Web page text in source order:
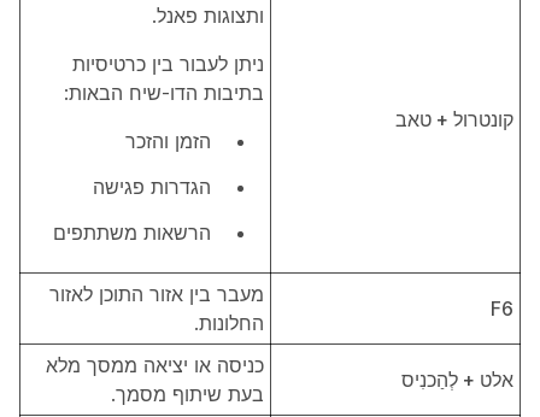
קונטרול + טאב
ותצוגות פאנל.
ניתן לעבור בין כרטיסיות
בתיבות הדו-שיח הבאות:
הזמן והזכר
הגדרות פגישה
הרשאות משתתפים
F6
מעבר בין אזור התוכן לאזור
החלונות.
אלט + לְהַכנִיס
כניסה או יציאה ממסך מלא
בעת שיתוף מסמך.